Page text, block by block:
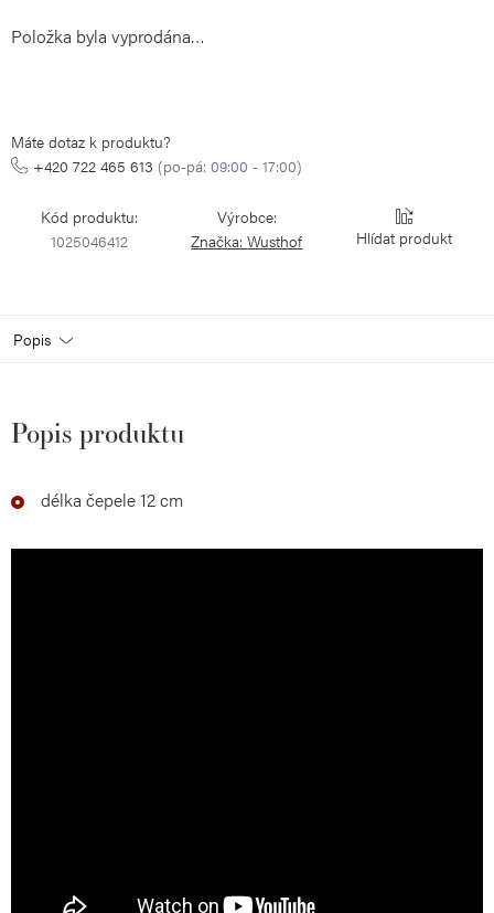
Měrná
Položka byla vyprodána…
Máte dotaz k produktu?
+420 722 465 613 (po-pá: 09:00 - 17:00)
Kód produktu:
1025046412
Výrobce:
Značka:Wusthof Hlídat
Popis
Popis produktu
délka čepele 12 cm